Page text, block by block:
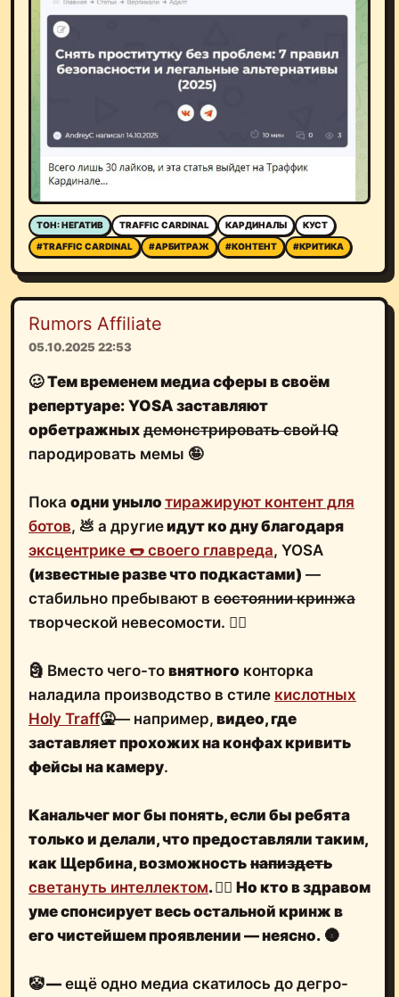
ТОН: НЕГАТИВ TRAFFIC CARDINAL КАРДИНАЛЫ
КУСТ
#TRAFFIC CARDINAL
#АРБИТРАЖ #КОНТЕНТ #КРИТИКА
Rumors Affiliate
05.10.2025 22:53
🥴Тем временем медиа сферы в своём
репертуаре: YOSA заставляют
орбетражных демонстрировать свой IQ
пародировать мемы 🤪
Пока одни уныло тиражируют контент для
ботов, 💩 а другиеидут ко дну благодаря
эксцентрике 🌭 своего главреда, YOSA
(известные разве что подкастами) —
стабильно пребывают в состоянии кринжа
творческой невесомости. 🤷‍♂️
🗿 Вместо чего-то внятного конторка
наладила производство в стиле кислотных
Holy Traff🤮— например, видео, где
заставляет прохожих на конфах кривить
фейсы на камеру.
Канальчег мог бы понять, если бы ребята
только и делали, что предоставляли таким,
как Щербина, возможность напиздеть
светануть интеллектом.🤦‍♂️ Но кто в здравом
уме спонсирует весьостальной кринж в
его чистейшем проявлении — неясно. 🌚
🤡— ещё одно медиа скатилось до дегро-